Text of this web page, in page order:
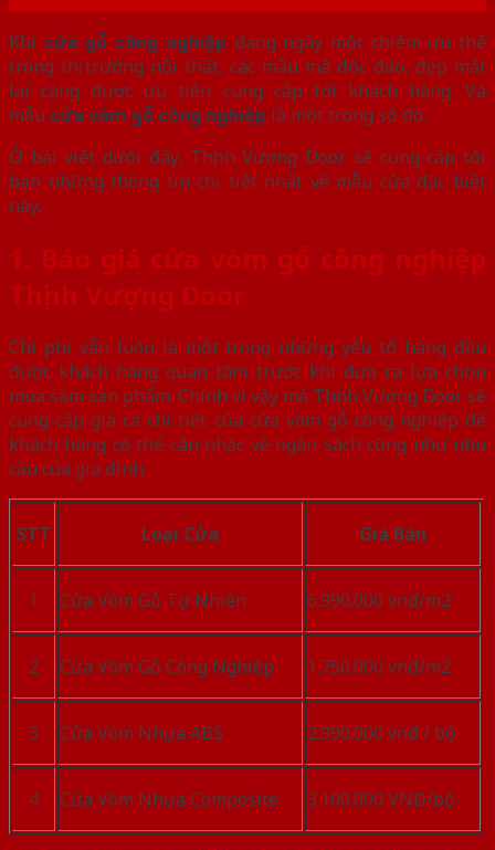
Khi cửa gỗ công nghiệp đang ngày một chiếm ưu thế
trong thị trường nội thất, các mẫu mã độc đáo, đẹp mắt
lại càng được ưu tiên cung cấp tới khách hàng. Và
mẫu cửa vòm gỗ công nghiệp là một trong số đó.
Ở bài viết dưới đây, Thịnh Vượng Door sẽ cung cấp tới
bạn những thông tin chi tiết nhất về mẫu cửa đặc biệt
này,
1. Báo giá cửa vòm gỗ công nghiệp
Thịnh Vượng Door
Chi phí vẫn luôn là một trong những yếu tố hàng đầu
được khách hàng quan tâm trước khi đưa ra lựa chọn
mua sắm sản phẩm. Chính vì vậy mà Thịnh Vượng Door sẽ
cung cấp giá cả chi tiết của cửa vòm gỗ công nghiệp để
khách hàng có thể cân nhắc về ngân sách cũng như nhu
cầu của gia đình.
STT Loại Cửa Giá Bán
1 Cửa Vòm Gỗ Tự Nhiên 6.990.000 vnđ/m2
2 Cửa Vòm Gỗ Công Nghiệp 1.750.000 vnđ/m2
3 Cửa Vòm Nhựa ABS 2.990.000 vnđ / bộ
4 Cửa Vòm Nhựa Composite 3.100.000 VNĐ/bộ